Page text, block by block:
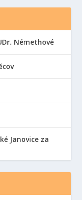
Némethové
Janovice za